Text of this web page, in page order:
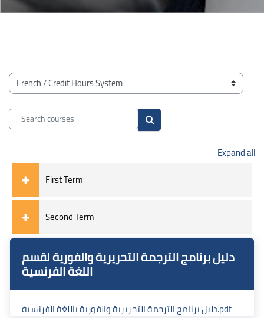
Blocks
Course categories
Search courses
Search courses
Expand all
First Term
Second Term
Blocks
Blocks
دليل برنامج الترجمة التحريرية والفورية لقسم
اللغة الفرنسية
دليل برنامج الترجمة التحريرية والفورية باللغة الفرنسية.pdf